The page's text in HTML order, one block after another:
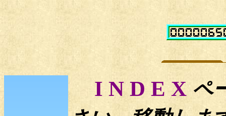
I N D E X ペ